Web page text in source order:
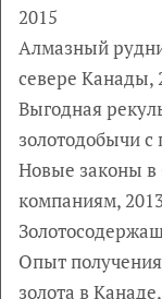
2015
Алмазный
севере Канады,
Выгодная
золотодобычи
Новые законы
компаниям,
Опыт
золота в